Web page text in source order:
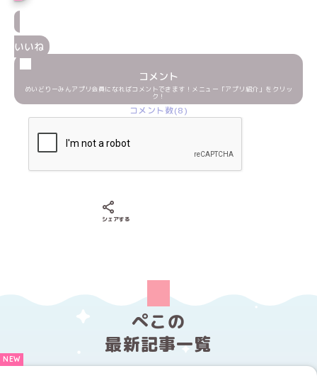
いいね
コメント
めいどりーみんアプリ会員になればコメントできます！メニュー「アプリ紹介」をクリッ
ク！
コメント数(8)
シェアする
ぺこの
最新記事一覧